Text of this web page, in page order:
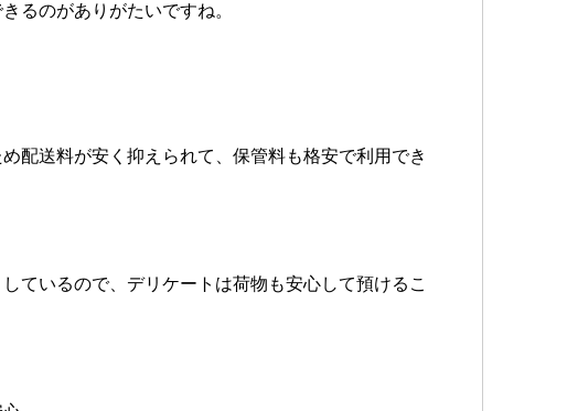
るのがありがたいですね。
配送料が安く抑えられて、保管料も格安で利用でき
ているので、デリケートは荷物も安心して預けるこ